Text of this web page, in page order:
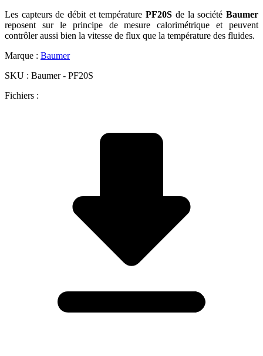
Les capteurs de débit et températurePF20S de la sociétéBaumer
reposent sur le principe de mesure calorimétrique et peuvent
contrôler aussi bien la vitesse de flux que la température des fluides.
Marque : Baumer
SKU : Baumer - PF20S
Fichiers :